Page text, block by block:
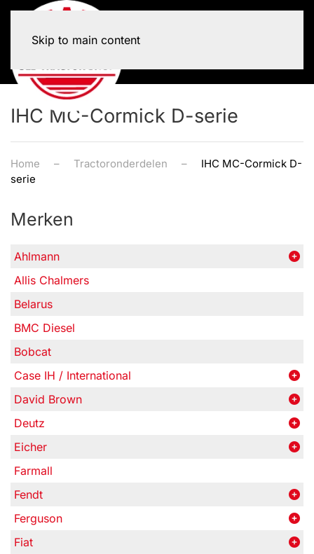
Skip to main content
IHC MC-Cormick D-serie
Home Tractoronderdelen
IHC MC-Cormick D-
serie
Merken
Ahlmann
Allis Chalmers
Belarus
BMC Diesel
Bobcat
Case IH / International
David Brown
Deutz
Eicher
Farmall
Fendt
Ferguson
Fiat